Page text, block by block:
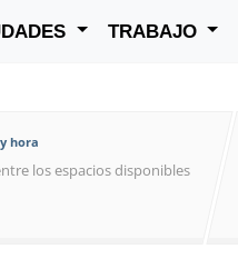
TRABAJO
hora
los espacios disponibles